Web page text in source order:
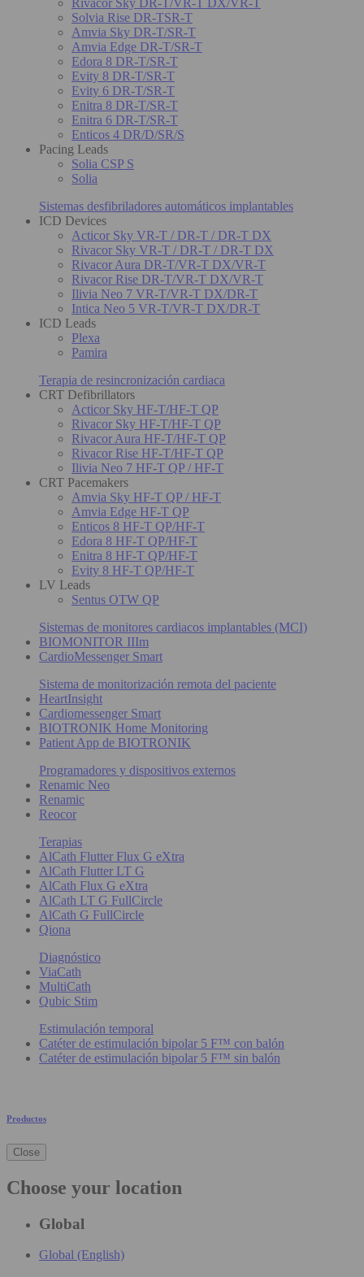
Solvia Rise DR-TSR-T
Amvia Sky DR-T/SR-T
Amvia Edge DR-T/SR-T
Edora 8 DR-T/SR-T
Evity 8 DR-T/SR-T
Evity 6 DR-T/SR-T
Enitra 8 DR-T/SR-T
Enitra 6 DR-T/SR-T
Enticos 4 DR/D/SR/S
Pacing Leads
Solia CSP S
Solia
Sistemas desfibriladores automáticos implantables
ICD Devices
Acticor Sky VR-T / DR-T / DR-T DX
Rivacor Sky VR-T / DR-T / DR-T DX
Rivacor Aura DR-T/VR-T DX/VR-T
Rivacor Rise DR-T/VR-T DX/VR-T
Ilivia Neo 7 VR-T/VR-T DX/DR-T
Intica Neo 5 VR-T/VR-T DX/DR-T
ICD Leads
Plexa
Pamira
Terapia de resincronización cardiaca
CRT Defibrillators
Acticor Sky HF-T/HF-T QP
Rivacor Sky HF-T/HF-T QP
Rivacor Aura HF-T/HF-T QP
Rivacor Rise HF-T/HF-T QP
Ilivia Neo 7 HF-T QP / HF-T
CRT Pacemakers
Amvia Sky HF-T QP / HF-T
Amvia Edge HF-T QP
Enticos 8 HF-T QP/HF-T
Edora 8 HF-T QP/HF-T
Enitra 8 HF-T QP/HF-T
Evity 8 HF-T QP/HF-T
LV Leads
Sentus OTW QP
Sistemas de monitores cardiacos implantables (MCI)
BIOMONITOR IIIm
CardioMessenger Smart
Sistema de monitorización remota del paciente
HeartInsight
Cardiomessenger Smart
BIOTRONIK Home Monitoring
Patient App de BIOTRONIK
Programadores y dispositivos externos
Renamic Neo
Renamic
Reocor
Terapias
AlCath Flutter Flux G eXtra
AlCath Flutter LT G
AlCath Flux G eXtra
AlCath LT G FullCircle
AlCath G FullCircle
Qiona
Diagnóstico
ViaCath
MultiCath
Qubic Stim
Estimulación temporal
Catéter de estimulación bipolar 5 F™ con balón
Catéter de estimulación bipolar 5 F™ sin balón
Productos
Close
Choose your location
Global
Global (English)